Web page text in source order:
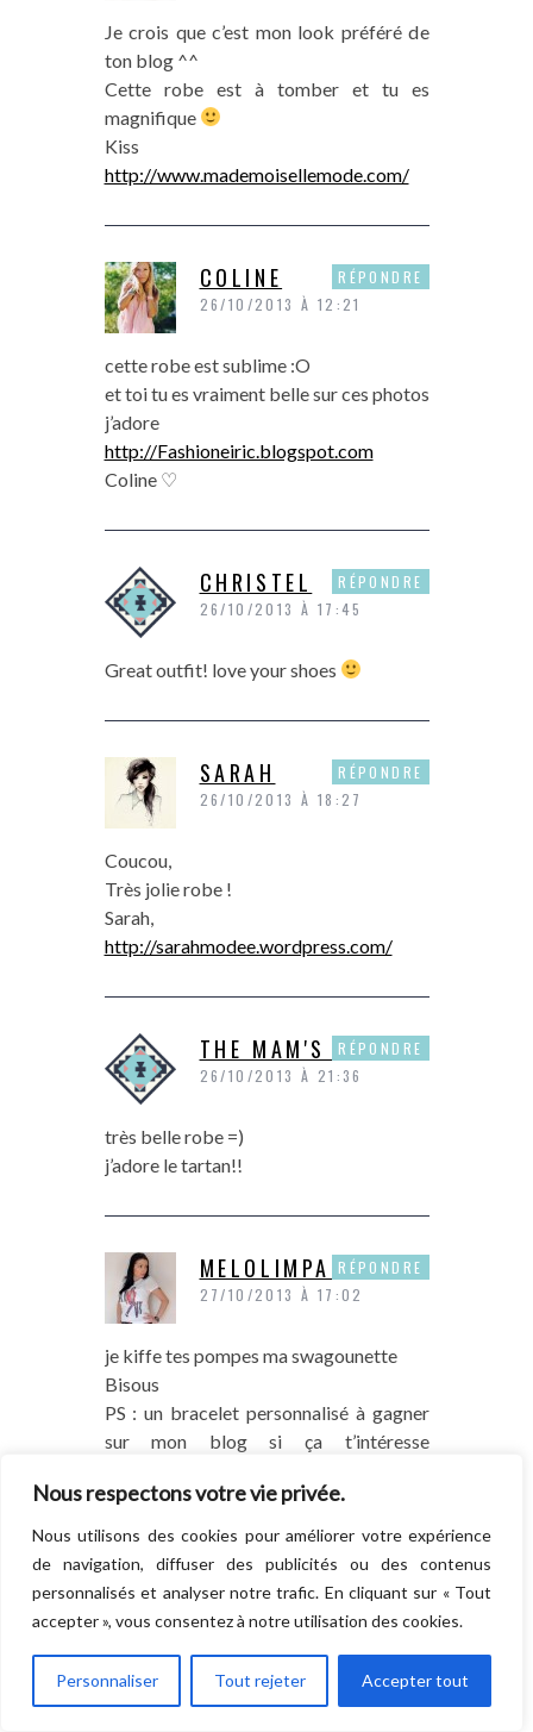
Nous respectons votre vie privée.
Nous utilisons des cookies pour améliorer votre expérience
de navigation, diffuser des publicités ou des contenus
personnalisés et analyser notre trafic. En cliquant sur « Tout
accepter », vous consentez à notre utilisation des cookies.
Personnaliser Tout rejeter Accepter tout
Je crois que c’est mon look préféré de
ton blog ^^
Cette robe est à tomber et tu es
magnifique
Kiss
http://www.mademoisellemode.com/
COLINE
26/10/2013 À 12:21
cette robe est sublime :O
et toi tu es vraiment belle sur ces photos
j’adore
http://Fashioneiric.blogspot.com
Coline ♡
RÉPONDRE
CHRISTEL
26/10/2013 À 17:45
Great outfit! love your shoes
RÉPONDRE
SARAH
26/10/2013 À 18:27
Coucou,
Très jolie robe !
Sarah,
http://sarahmodee.wordpress.com/
RÉPONDRE
THE MAM'S SHOW
26/10/2013 À 21:36
très belle robe =)
j’adore le tartan!!
RÉPONDRE
MELOLIMPARFAITE
27/10/2013 À 17:02
je kiffe tes pompes ma swagounette
Bisous
PS : un bracelet personnalisé à gagner
sur mon blog si ça t’intéresse
bag-style-concours-inside.html
RÉPONDRE
NICOLE DANIELLE
28/10/2013 À 08:04
Beautiful!!!
RÉPONDRE